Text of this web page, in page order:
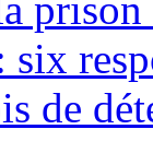
de